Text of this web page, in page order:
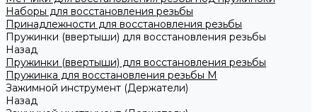
Наборы для восстановления резьбы
Принадлежности для восстановления резьбы
Пружинки (ввертыши) для восстановления резьбы
Назад
Пружинки (ввертыши) для восстановления резьбы
Пружинка для восстановления резьбы M
Зажимной инструмент (Держатели)
Назад